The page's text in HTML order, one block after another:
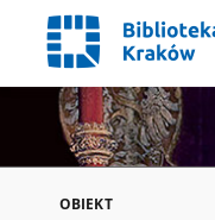
OBIEKT